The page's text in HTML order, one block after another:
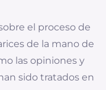
el proceso de
de la mano de
las opiniones y
sido tratados en